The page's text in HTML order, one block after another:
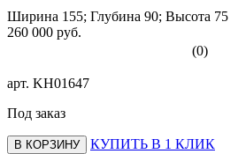
Ширина 155; Глубина 90; Высота 75
260 000 руб.
(0)
арт. KH01647
Под заказ
В КОРЗИНУ
КУПИТЬ В 1 КЛИК